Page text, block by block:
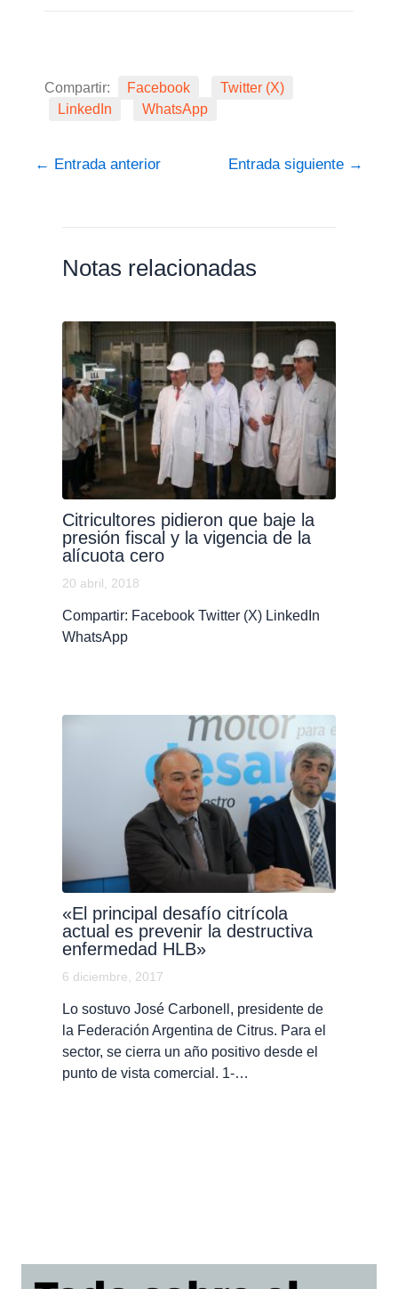
Compartir: Facebook
Twitter (X)
LinkedIn
WhatsApp
← Entrada anterior Entrada siguiente →
Notas relacionadas
Citricultores pidieron que baje la
presión fiscal y la vigencia de la
alícuota cero
20 abril, 2018
Compartir: Facebook Twitter (X) LinkedIn
WhatsApp
«El principal desafío citrícola
actual es prevenir la destructiva
enfermedad HLB»
6 diciembre, 2017
Lo sostuvo José Carbonell, presidente de
la Federación Argentina de Citrus. Para el
sector, se cierra un año positivo desde el
punto de vista comercial. 1-…